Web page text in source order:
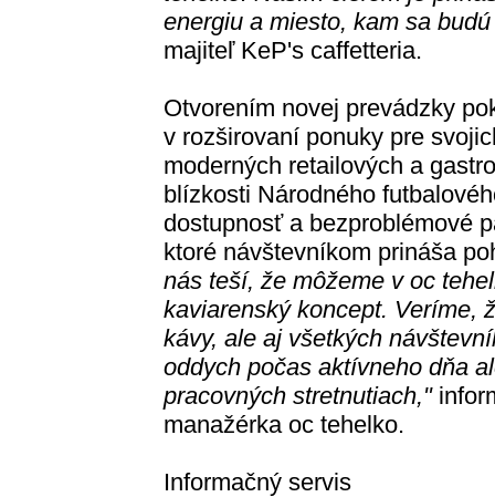
energiu a miesto, kam sa
majiteľ KeP's caffetteria.
Otvorením novej prevádzky
v rozširovaní ponuky pre
moderných retailových a
blízkosti Národného
dostupnosť a bezproblémové
ktoré návštevníkom prináša
nás teší, že môžeme v oc
kaviarenský koncept. Veríme,
kávy, ale aj všetkých
oddych počas aktívneho dňa
pracovných stretnutiach,"
manažérka oc tehelko.
Informačný servis